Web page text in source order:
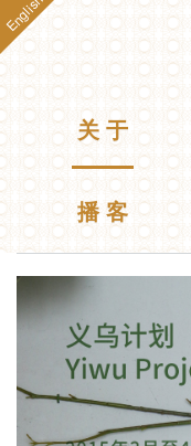
Westheavens
English
主菜单 关 于
播 客
你在这里